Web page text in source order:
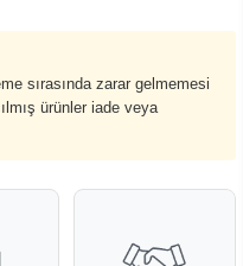
sırasında zarar gelmemesi
ürünler iade veya